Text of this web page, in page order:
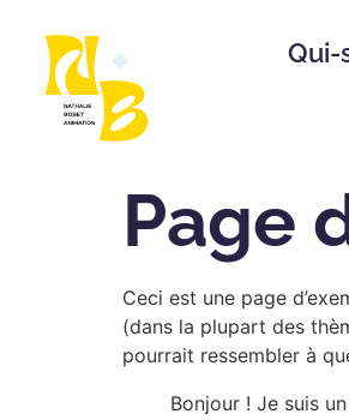
Qui-
Page
Ceci est une page
(dans la plupart des
pourrait ressembler à
Bonjour ! Je suis